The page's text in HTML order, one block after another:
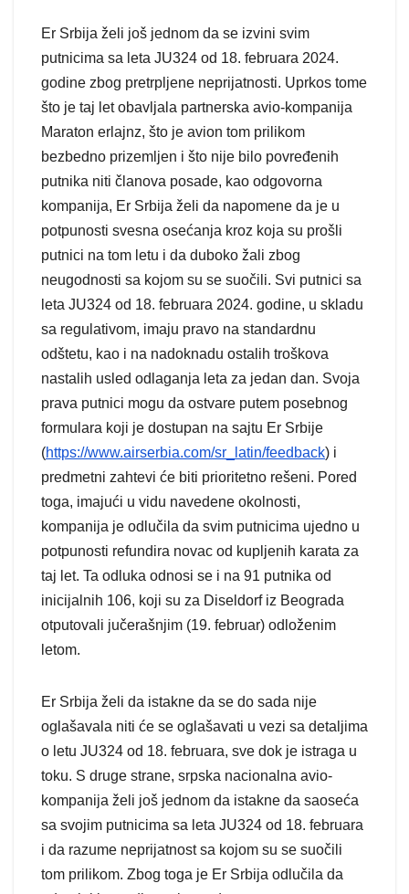
Er Srbija želi još jednom da se izvini svim
putnicima sa leta JU324 od 18. februara 2024.
godine zbog pretrpljene neprijatnosti. Uprkos tome
što je taj let obavljala partnerska avio-kompanija
Maraton erlajnz, što je avion tom prilikom
bezbedno prizemljen i što nije bilo povređenih
putnika niti članova posade, kao odgovorna
kompanija, Er Srbija želi da napomene da je u
potpunosti svesna osećanja kroz koja su prošli
putnici na tom letu i da duboko žali zbog
neugodnosti sa kojom su se suočili. Svi putnici sa
leta JU324 od 18. februara 2024. godine, u skladu
sa regulativom, imaju pravo na standardnu
odštetu, kao i na nadoknadu ostalih troškova
nastalih usled odlaganja leta za jedan dan. Svoja
prava putnici mogu da ostvare putem posebnog
formulara koji je dostupan na sajtu Er Srbije
(https://www.airserbia.com/sr_latin/feedback) i
predmetni zahtevi će biti prioritetno rešeni. Pored
toga, imajući u vidu navedene okolnosti,
kompanija je odlučila da svim putnicima ujedno u
potpunosti refundira novac od kupljenih karata za
taj let. Ta odluka odnosi se i na 91 putnika od
inicijalnih 106, koji su za Diseldorf iz Beograda
otputovali jučerašnjim (19. februar) odloženim
letom.
Er Srbija želi da istakne da se do sada nije
oglašavala niti će se oglašavati u vezi sa detaljima
o letu JU324 od 18. februara, sve dok je istraga u
toku. S druge strane, srpska nacionalna avio-
kompanija želi još jednom da istakne da saoseća
sa svojim putnicima sa leta JU324 od 18. februara
i da razume neprijatnost sa kojom su se suočili
tom prilikom. Zbog toga je Er Srbija odlučila da